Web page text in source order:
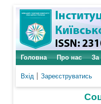
Головна Про нас За
Вхід Зареєструватись